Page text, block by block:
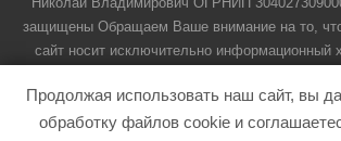
защищены Обращаем Ваше внимание на то,
сайт носит исключительно информационный
Продолжая использовать наш сайт, вы
обработку файлов cookie и